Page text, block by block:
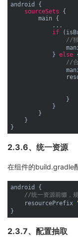
android {
sourceSets {
        main {
            ...
if
//
            }
else
//合
                }
            }
        }
    }
2.3.6、统一资源
在组件的build.gradle
android {
//统一资源前缀，
    resourcePrefix
2.3.7、配置抽取